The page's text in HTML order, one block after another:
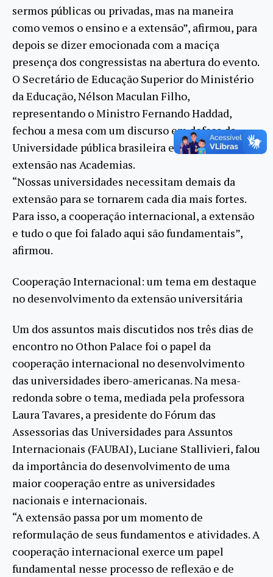
sermos públicas ou privadas, mas na maneira
como vemos o ensino e a extensão”, afirmou, para
depois se dizer emocionada com a maciça
presença dos congressistas na abertura do evento.
O Secretário de Educação Superior do Ministério
da Educação, Nélson Maculan Filho,
representando o Ministro Fernando Haddad,
fechou a mesa com um discurso em defesa da
Universidade pública brasileira e também da
extensão nas Academias.
“Nossas universidades necessitam demais da
extensão para se tornarem cada dia mais fortes.
Para isso, a cooperação internacional, a extensão
e tudo o que foi falado aqui são fundamentais”,
afirmou.
Cooperação Internacional: um tema em destaque
no desenvolvimento da extensão universitária
Um dos assuntos mais discutidos nos três dias de
encontro no Othon Palace foi o papel da
cooperação internacional no desenvolvimento
das universidades ibero-americanas. Na mesa-
redonda sobre o tema, mediada pela professora
Laura Tavares, a presidente do Fórum das
Assessorias das Universidades para Assuntos
Internacionais (FAUBAI), Luciane Stallivieri, falou
da importância do desenvolvimento de uma
maior cooperação entre as universidades
nacionais e internacionais.
“A extensão passa por um momento de
reformulação de seus fundamentos e atividades. A
cooperação internacional exerce um papel
fundamental nesse processo de reflexão e de